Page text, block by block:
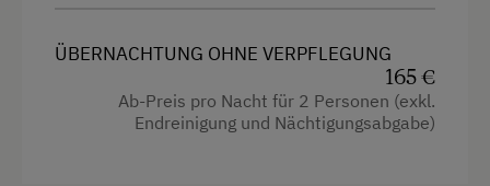
Fernseher
Kaffeemaschine
ÜBERNACHTUNG OHNE VERPFLEGUNG
165 €
Ab-Preis pro Nacht für 2 Personen (exkl.
Endreinigung und Nächtigungsabgabe)